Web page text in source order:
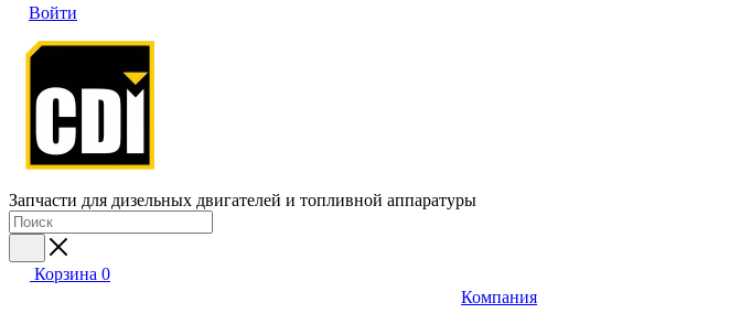
Войти
Запчасти для дизельных двигателей и топливной аппаратуры
Корзина 0
Компания